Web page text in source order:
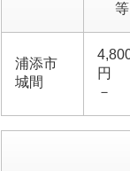
等
浦添市
城間
円
－